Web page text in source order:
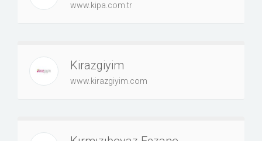
www.kipa.com.tr
Kirazgiyim
www.kirazgiyim.com